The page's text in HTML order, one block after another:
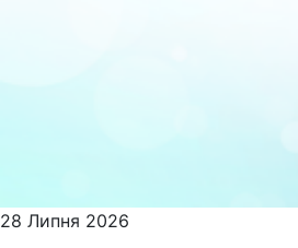
28 Липня 2026